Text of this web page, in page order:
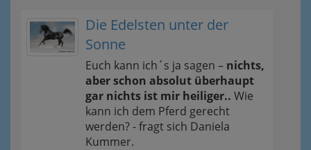
Die Edelsten unter der
Sonne
Euch kann ich´s ja sagen – nichts,
aber schon absolut überhaupt
gar nichts ist mir heiliger.. Wie
kann ich dem Pferd gerecht
werden? - fragt sich Daniela
Kummer.